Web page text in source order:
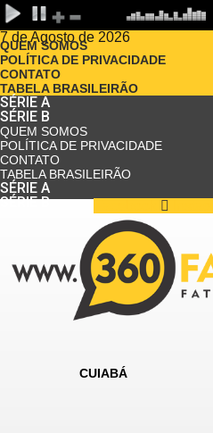
7 de Agosto de 2026
QUEM SOMOS
POLÍTICA DE PRIVACIDADE
CONTATO
TABELA BRASILEIRÃO
SÉRIE A
SÉRIE B
QUEM SOMOS
POLÍTICA DE PRIVACIDADE
CONTATO
TABELA BRASILEIRÃO
SÉRIE A
SÉRIE B